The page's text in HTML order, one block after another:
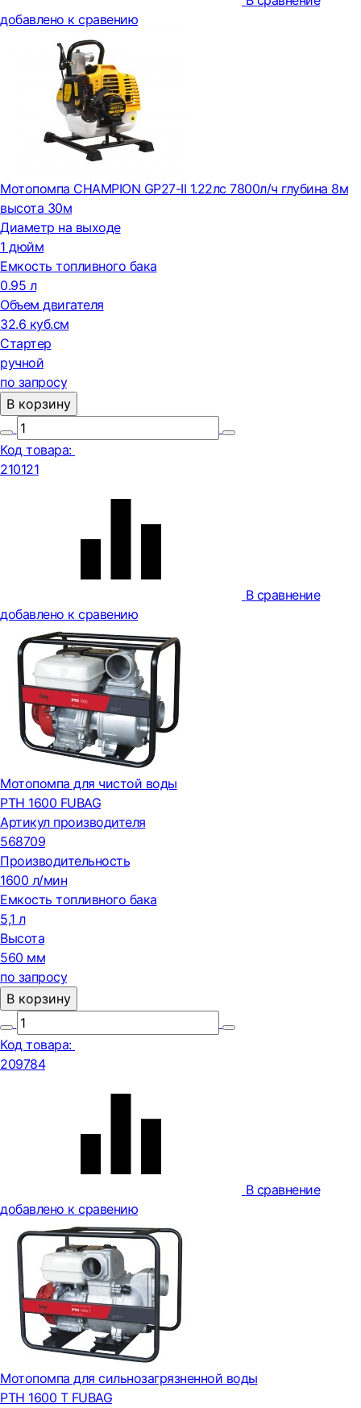
добавлено к сравению
Мотопомпа CHAMPION GP27-II 1.22лс 7800л/ч глубина 8м
высота 30м
Диаметр на выходе
1 дюйм
Емкость топливного бака
0.95 л
Объем двигателя
32.6 куб.см
Стартер
ручной
по запросу
В корзину
Код товара:
210121
В сравнение
добавлено к сравению
Мотопомпа для чистой воды
PTH 1600 FUBAG
Артикул производителя
568709
Производительность
1600 л/мин
Емкость топливного бака
5,1 л
Высота
560 мм
по запросу
В корзину
Код товара:
209784
В сравнение
добавлено к сравению
Мотопомпа для сильнозагрязненной воды
PTH 1600 T FUBAG